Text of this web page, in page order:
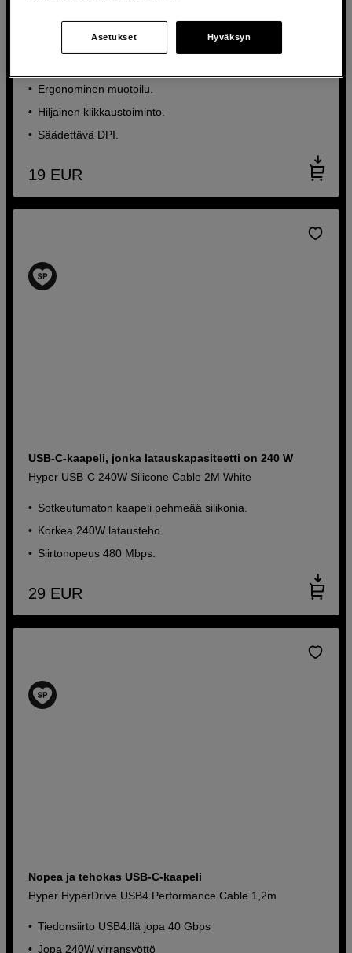
Tyylikäs ja ympäristöystävällinen Bluetooth-hiiri
kierrätetystä materiaalista
Ergonominen muotoilu.
Hiljainen klikkaustoiminto.
Säädettävä DPI.
19 EUR
USB-C-kaapeli, jonka latauskapasiteetti on 240 W
Hyper USB-C 240W Silicone Cable 2M White
Sotkeutumaton kaapeli pehmeää silikonia.
Korkea 240W latausteho.
Siirtonopeus 480 Mbps.
29 EUR
Nopea ja tehokas USB-C-kaapeli
Hyper HyperDrive USB4 Performance Cable 1,2m
Tiedonsiirto USB4:llä jopa 40 Gbps
Jopa 240W virransyöttö
Asetukset Hyväksyn